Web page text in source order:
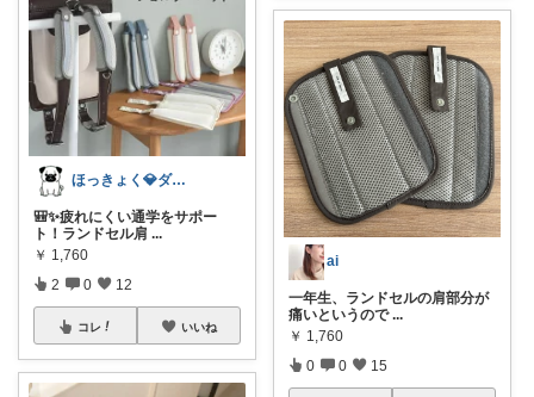
ほっきょく💎ダイヤモンド会員💎
🎒✨疲れにくい通学をサポー
ト！ランドセル肩 ...
￥ 1,760
2 0 12
コレ いいね
ai
一年生、ランドセルの肩部分が
痛いというので ...
￥ 1,760
0 0 15